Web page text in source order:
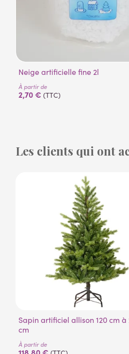
Neige artificielle fine 2l
À partir de
2,70 € (TTC)
Les clients qui ont
Sapin artificiel allison 120 cm à 240
cm
À partir de